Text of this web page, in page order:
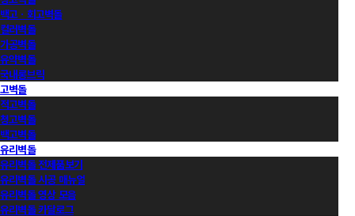
백고ㆍ회고벽돌
컬러벽돌
가공벽돌
유약벽돌
국내롱브릭
고벽돌
적고벽돌
청고벽돌
백고벽돌
유리벽돌
유리벽돌 전제품보기
유리벽돌 시공 매뉴얼
유리벽돌 영상 모음
유리벽돌 카달로그